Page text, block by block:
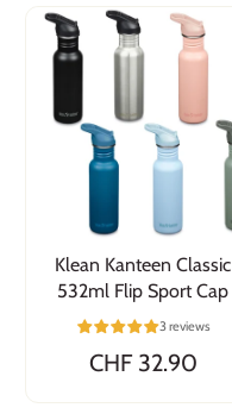
Klean Kanteen Classic
532ml Flip Sport Cap
3 reviews
CHF 32.90